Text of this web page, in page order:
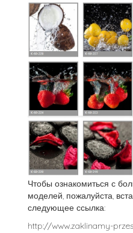
Чтобы ознакомиться с
моделей, пожалуйста,
следующее ссылка:
http://www.zaklinamy-